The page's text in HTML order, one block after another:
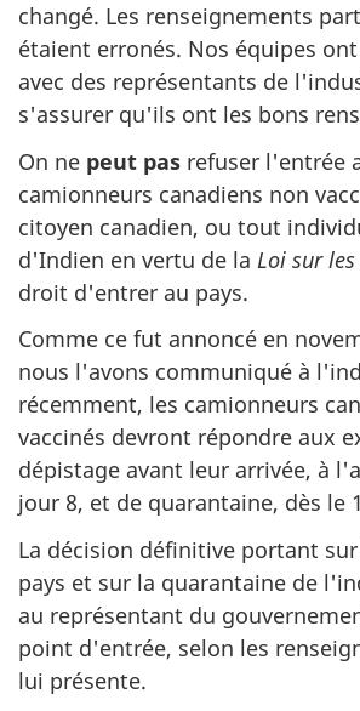
changé. Les renseignements
étaient erronés. Nos équipes
avec des représentants de
s'assurer qu'ils ont les bons
On ne peut pas refuser l'entrée
camionneurs canadiens non
citoyen canadien, ou tout
d'Indien en vertu de la Loi sur
droit d'entrer au pays.
Comme ce fut annoncé en
nous l'avons communiqué à
récemment, les camionneurs
vaccinés devront répondre aux
dépistage avant leur arrivée, à
jour 8, et de quarantaine, dès le
La décision définitive portant
pays et sur la quarantaine de
au représentant du
point d'entrée, selon les
lui présente.